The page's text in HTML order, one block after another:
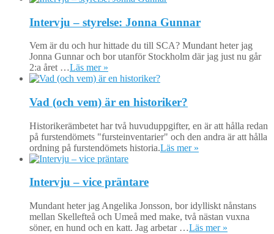
Intervju – styrelse: Jonna Gunnar
Vem är du och hur hittade du till SCA? Mundant heter jag
Jonna Gunnar och bor utanför Stockholm där jag just nu går
2:a året …Läs mer »
Vad (och vem) är en historiker?
Historikerämbetet har två huvuduppgifter, en är att hålla redan
på furstendömets "fursteinventarier" och den andra är att hålla
ordning på furstendömets historia.Läs mer »
Intervju – vice präntare
Mundant heter jag Angelika Jonsson, bor idylliskt nånstans
mellan Skellefteå och Umeå med make, två nästan vuxna
söner, en hund och en katt. Jag arbetar …Läs mer »